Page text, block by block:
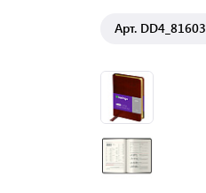
Арт. DD4_81603